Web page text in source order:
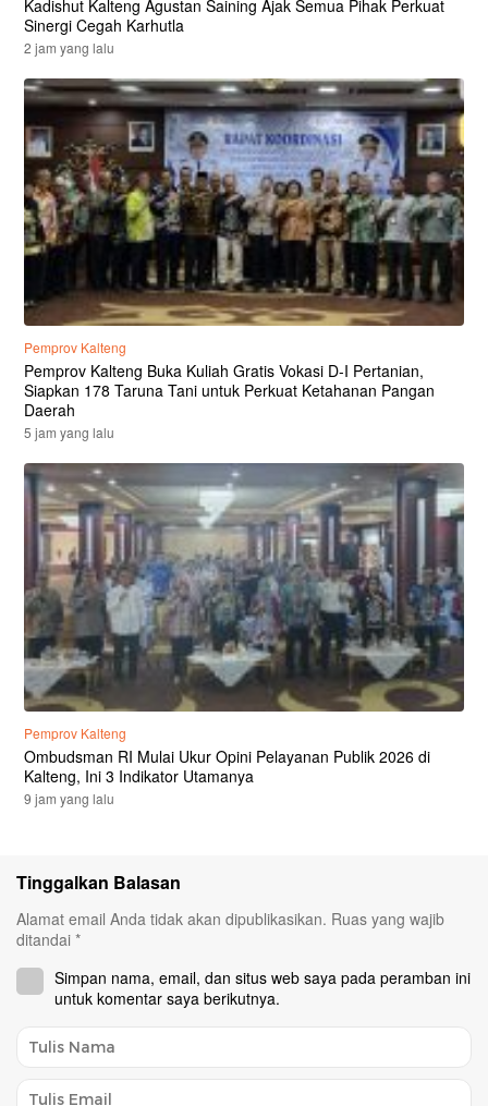
Kadishut Kalteng Agustan Saining Ajak Semua Pihak Perkuat
Sinergi Cegah Karhutla
2 jam yang lalu
Pemprov Kalteng
Pemprov Kalteng Buka Kuliah Gratis Vokasi D-I Pertanian,
Siapkan 178 Taruna Tani untuk Perkuat Ketahanan Pangan
Daerah
5 jam yang lalu
Pemprov Kalteng
Ombudsman RI Mulai Ukur Opini Pelayanan Publik 2026 di
Kalteng, Ini 3 Indikator Utamanya
9 jam yang lalu
Tinggalkan Balasan
Alamat email Anda tidak akan dipublikasikan. Ruas yang wajib
ditandai *
Simpan nama, email, dan situs web saya pada peramban ini
untuk komentar saya berikutnya.